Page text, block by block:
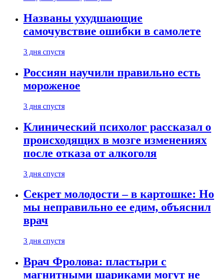
Названы ухудшающие
самочувствие ошибки в самолете
3 дня спустя
Россиян научили правильно есть
мороженое
3 дня спустя
Клинический психолог рассказал о
происходящих в мозге изменениях
после отказа от алкоголя
3 дня спустя
Секрет молодости – в картошке: Но
мы неправильно ее едим, объяснил
врач
3 дня спустя
Врач Фролова: пластыри с
магнитными шариками могут не